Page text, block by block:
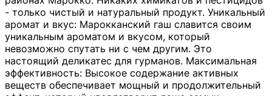
- только чистый и натуральный продукт. Уникальный
аромат и вкус: Марокканский гаш славится своим
уникальным ароматом и вкусом, который
невозможно спутать ни с чем другим. Это
настоящий деликатес для гурманов. Максимальная
эффективность: Высокое содержание активных
веществ обеспечивает мощный и продолжительный